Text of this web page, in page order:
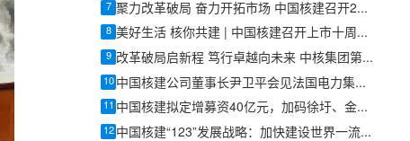
7 聚力改革破局 奋力开拓市场 中国核建召开2026年市场开发专题研讨会
8 美好生活 核你共建 | 中国核建召开上市十周年业绩说明会
9 改革破局启新程 笃行卓越向未来 中核集团第四届上市公司集中投资者交流季开幕
10 中国核建公司董事长尹卫平会见法国电力集团董事长兼首席执行官丰塔纳一行
11 中国核建拟定增募资40亿元，加码徐圩、金七门“华龙一号”核电工程
12 中国核建“123”发展战略：加快建设世界一流核工业建造企业